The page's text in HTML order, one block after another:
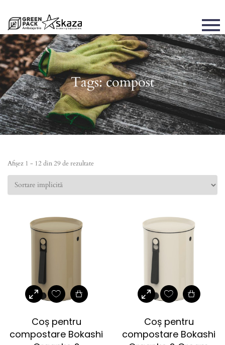
Tags: compost
Afișez 1 - 12 din 29 de rezultate
Coș pentru
compostare Bokashi
Coș pentru
compostare Bokashi